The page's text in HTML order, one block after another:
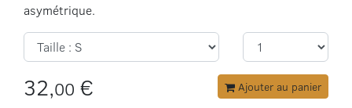
asymétrique.
32,00 € Ajouter au panier